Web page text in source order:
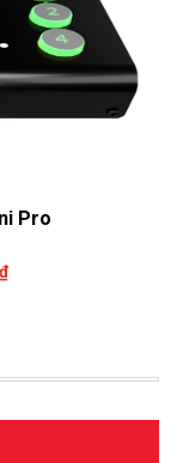
Pro